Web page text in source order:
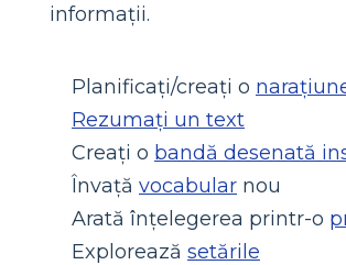
informații.
Planificați/creați o
Rezumați un text
Creați o bandă desenată
Învață vocabular nou
Arată înțelegerea printr-o
Explorează setările